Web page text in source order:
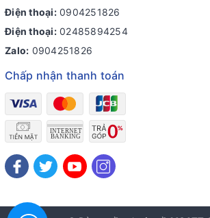
Điện thoại: 0904251826
Điện thoại: 02485894254
Zalo: 0904251826
Chấp nhận thanh toán